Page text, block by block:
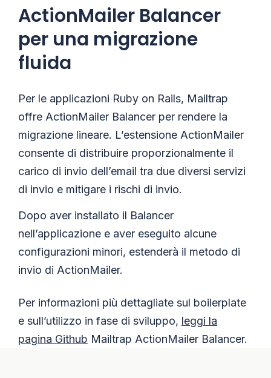
ActionMailer Balancer
per una migrazione
fluida
Per le applicazioni Ruby on Rails, Mailtrap
offre ActionMailer Balancer per rendere la
migrazione lineare. L’estensione ActionMailer
consente di distribuire proporzionalmente il
carico di invio dell’email tra due diversi servizi
di invio e mitigare i rischi di invio.
Dopo aver installato il Balancer
nell’applicazione e aver eseguito alcune
configurazioni minori, estenderà il metodo di
invio di ActionMailer.
Per informazioni più dettagliate sul boilerplate
e sull’utilizzo in fase di sviluppo, leggi la
pagina Github Mailtrap ActionMailer Balancer.